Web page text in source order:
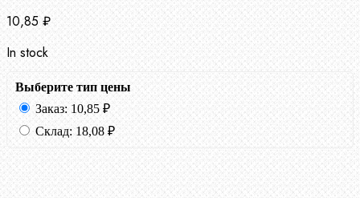
10,85 ₽
In stock
Выберите тип цены
Заказ: 10,85 ₽
Склад: 18,08 ₽